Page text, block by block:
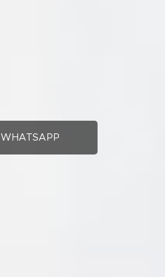
WHATSAPP